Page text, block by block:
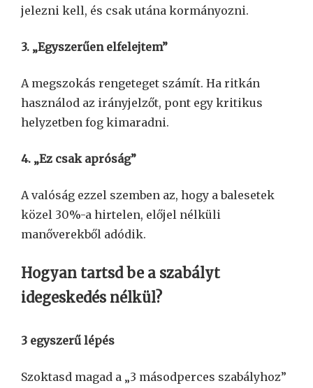
jelezni kell, és csak utána kormányozni.
3. „Egyszerűen elfelejtem”
A megszokás rengeteget számít. Ha ritkán
használod az irányjelzőt, pont egy kritikus
helyzetben fog kimaradni.
4. „Ez csak apróság”
A valóság ezzel szemben az, hogy a balesetek
közel 30%-a hirtelen, előjel nélküli
manőverekből adódik.
Hogyan tartsd be a szabályt
idegeskedés nélkül?
3 egyszerű lépés
Szoktasd magad a „3 másodperces szabályhoz”